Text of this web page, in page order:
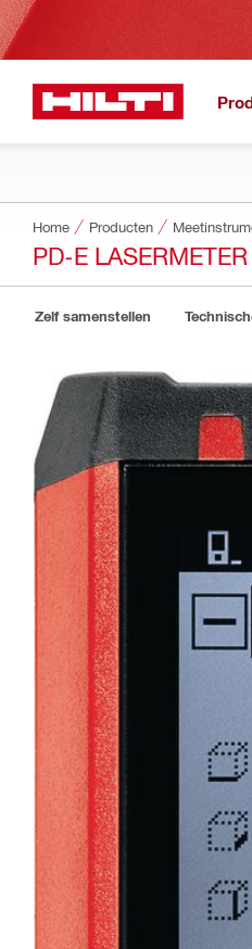
Home Producten
PD-E LASERMETER
Zelf samenstellen